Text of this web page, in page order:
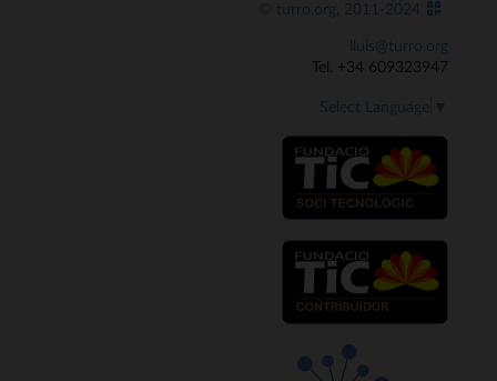
© turro.org, 2011-2024
lluis@turro.org
Tel. +34 609323947
Select Language